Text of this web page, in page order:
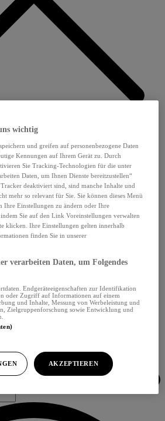
wichtig
und greifen auf personenbezogene Daten
Kennungen auf Ihrem Gerät zu. Durch
Sie Tracking-Technologien für die unter
Daten, um Ihnen Dienste bereitzustellen“
deaktiviert sind, sind manche Inhalte und
mehr so relevant für Sie. Sie können dieses Menü
Ihre Einstellungen zu ändern oder Ihre
Sie auf den Link Voreinstellungen verwalten
klicken. Ihre Einstellungen gelten innerhalb
finden Sie in unserer
verarbeiten Daten, um Folgendes
Endgeräteeigenschaften zur Identifikation
oder Zugriff auf Informationen auf einem
und Inhalte, Messung von Werbeleistung und
Zielgruppenforschung sowie Entwicklung und
AKZEPTIEREN